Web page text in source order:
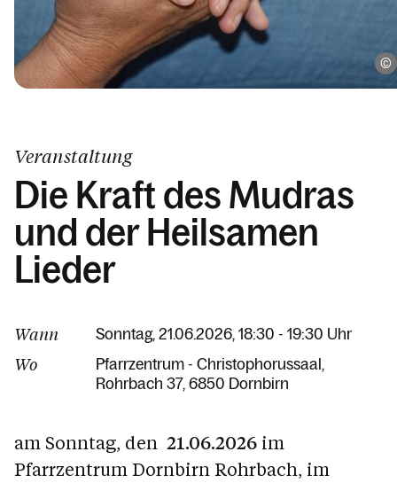
Veranstaltung
Die Kraft des Mudras
und der Heilsamen
Lieder
Wann Sonntag, 21.06.2026, 18:30 - 19:30 Uhr
Wo
Pfarrzentrum - Christophorussaal
Rohrbach 37 6850 Dornbirn
am Sonntag, den 21.06.2026 im
Pfarrzentrum Dornbirn Rohrbach, im